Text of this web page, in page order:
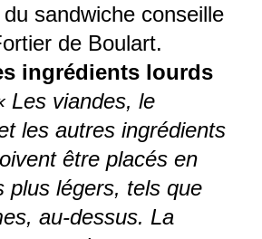
du sandwiche conseille
de Boulart.
ingrédients lourds
Les viandes, le
les autres ingrédients
être placés en
plus légers, tels que
au-dessus. La